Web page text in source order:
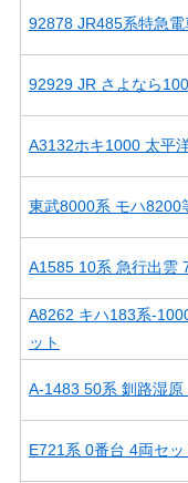
92878 JR485系特急
92929 JR さよなら
A3132ホキ1000 太平
東武8000系 モハ8200
A1585 10系 急行出雲
A8262 キハ183系-
ット
A-1483 50系 釧路湿原
E721系 0番台 4両セッ